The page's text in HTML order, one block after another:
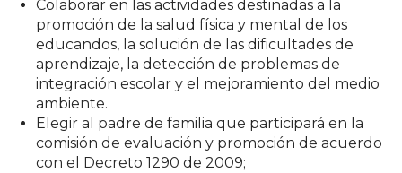
Colaborar en las actividades destinadas a la
promoción de la salud física y mental de los
educandos, la solución de las dificultades de
aprendizaje, la detección de problemas de
integración escolar y el mejoramiento del medio
ambiente.
Elegir al padre de familia que participará en la
comisión de evaluación y promoción de acuerdo
con el Decreto 1290 de 2009;